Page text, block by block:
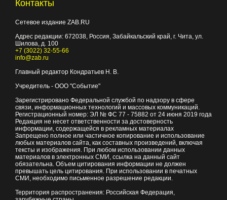
Контакты
Сетевое издание ZAB.RU
Адрес редакции: 672038, Россия, Забайкальский край, г. Чита, ул.
Шилова, д. 100
+7 (3022) 32-55-66
info@zab.ru
Главный редактор Кондратьев Н. В.
Учредитель - ООО "Событие"
Зарегистрировано Федеральной службой по надзору в сфере
связи, информационных технологий и массовых коммуникаций.
Регистрационный номер: ЭЛ № ФС 77 - 75882 от 24 июня 2019 года
Редакция не несет ответственности за достоверность
информации, содержащейся в рекламных материалах
Запрещено полное или частичное копирование и использование
любых материалов сайта, как составных произведений, включая
тексты и изображения. При любом использовании данных
материалов в электронных СМИ, ссылка на данный сайт
обязательна. Объем цитирования информации не должен
превышать цель цитирования. При использовании в печатных
СМИ, необходимо письменное разрешение редакции.
Территория распространения: Российская Федерация,